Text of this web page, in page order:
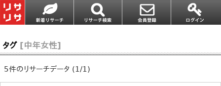
タグ [中年女性]
5件のリサーチデータ (1/1)